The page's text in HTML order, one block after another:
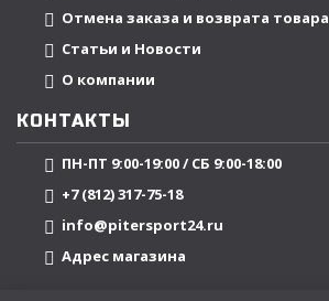
Отмена заказа и возврата товара
Статьи и Новости
О компании
КОНТАКТЫ
ПН-ПТ 9:00-19:00 / СБ 9:00-18:00
+7 (812) 317-75-18
info@pitersport24.ru
Адрес магазина